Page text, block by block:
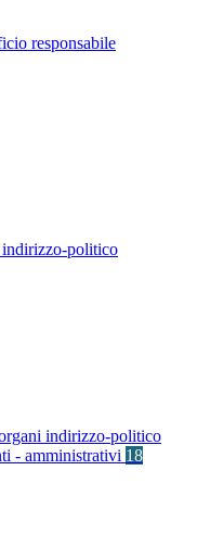
responsabile
politico
indirizzo-politico
- amministrativi 18